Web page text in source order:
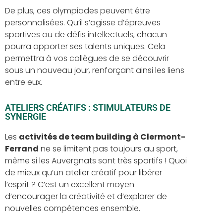
De plus, ces olympiades peuvent être
personnalisées. Qu’il s’agisse d’épreuves
sportives ou de défis intellectuels, chacun
pourra apporter ses talents uniques. Cela
permettra à vos collègues de se découvrir
sous un nouveau jour, renforçant ainsi les liens
entre eux.
ATELIERS CRÉATIFS : STIMULATEURS DE
SYNERGIE
Les activités de team building à Clermont-
Ferrand ne se limitent pas toujours au sport,
même si les Auvergnats sont très sportifs ! Quoi
de mieux qu’un atelier créatif pour libérer
l’esprit ? C’est un excellent moyen
d’encourager la créativité et d’explorer de
nouvelles compétences ensemble.